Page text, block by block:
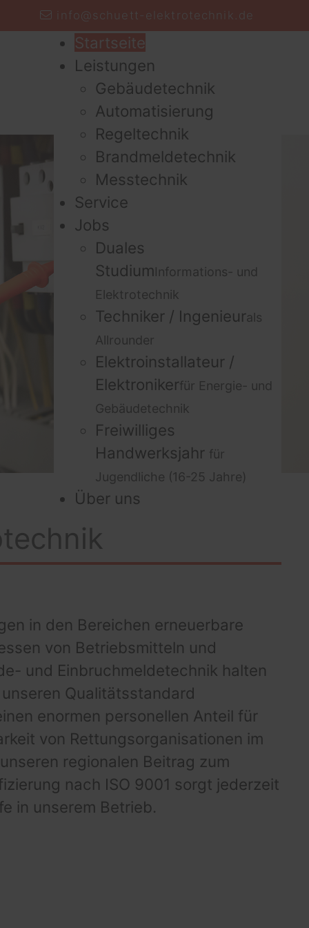
info@schuett-elektrotechnik.de
Startseite
Leistungen
Gebäudetechnik
Automatisierung
Regeltechnik
Brandmeldetechnik
Messtechnik
Service
Jobs
Duales
StudiumInformations- und
Elektrotechnik
Techniker / Ingenieurals
Allrounder
Elektroinstallateur /
Elektronikerfür Energie- und
Gebäudetechnik
Freiwilliges
Handwerksjahr für
Jugendliche (16-25 Jahre)
Über uns
in den Bereichen erneuerbare
von Betriebsmitteln und
und Einbruchmeldetechnik halten
Qualitätsstandard
enormen personellen Anteil für
von Rettungsorganisationen im
regionalen Beitrag zum
nach ISO 9001 sorgt jederzeit
in unserem Betrieb.